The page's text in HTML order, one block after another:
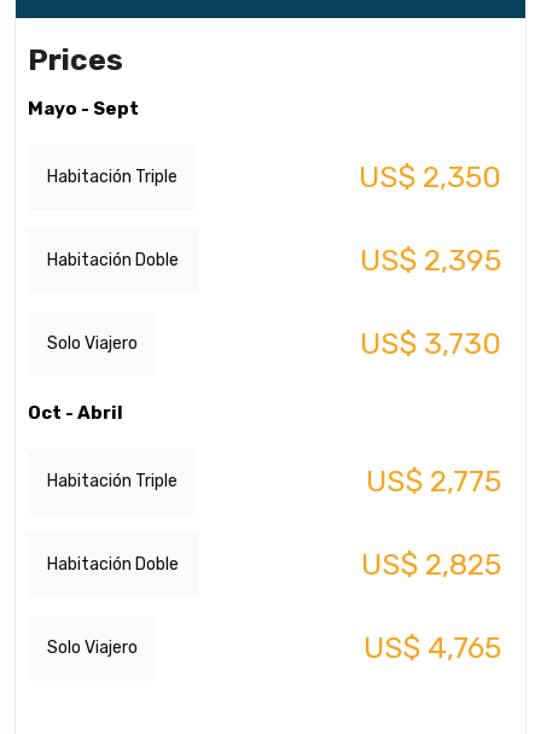
Prices
Mayo - Sept
Habitación Triple US$ 2,350
Habitación Doble US$ 2,395
Solo Viajero US$ 3,730
Oct - Abril
Habitación Triple US$ 2,775
Habitación Doble US$ 2,825
Solo Viajero US$ 4,765